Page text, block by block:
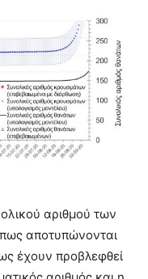
αριθμού των
αποτυπώνονται
έχουν προβλεφθεί